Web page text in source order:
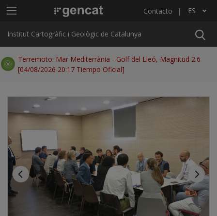
Menú principal ICGC Contacto ES
Lista adicional de acciones
Institut Cartogràfic i Geològic de Catalunya
Terremoto: Mar Mediterrània - Golf del Lleó, Magnitud 2.6
[04/08/2026 20:17 Tiempo Oficial]